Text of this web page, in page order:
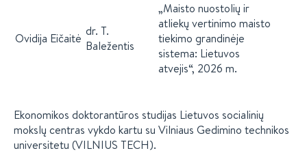
Ovidija Eičaitė dr. T.
Baležentis
„Maisto nuostolių ir
atliekų vertinimo maisto
tiekimo grandinėje
sistema: Lietuvos
atvejis“, 2026 m.
Ekonomikos doktorantūros studijas Lietuvos socialinių
mokslų centras vykdo kartu su Vilniaus Gedimino technikos
universitetu (VILNIUS TECH).